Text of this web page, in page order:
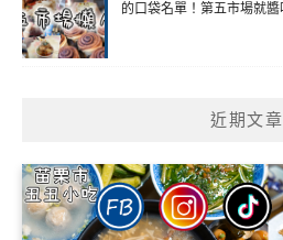
的口袋名單！第五市場就
近期文章